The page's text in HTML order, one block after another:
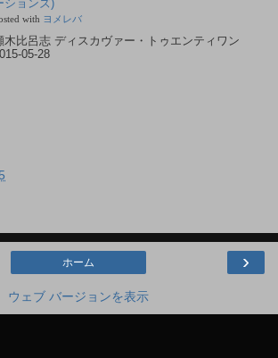
ションズ)
with ヨメレバ
木比呂志 ディスカヴァー・トゥエンティワン
05-28
›
ホーム
ウェブ バージョンを表示